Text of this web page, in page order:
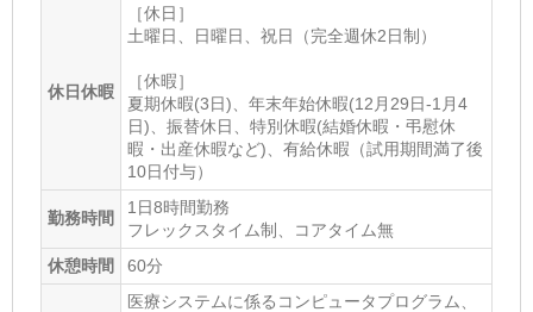
休日休暇
［休日］
土曜日、日曜日、祝日（完全週休2日制）
［休暇］
夏期休暇(3日)、年末年始休暇(12月29日-1月4
日)、振替休日、特別休暇(結婚休暇・弔慰休
暇・出産休暇など)、有給休暇（試用期間満了後
10日付与）
勤務時間
1日8時間勤務
フレックスタイム制、コアタイム無
休憩時間
60分
医療システムに係るコンピュータプログラム、